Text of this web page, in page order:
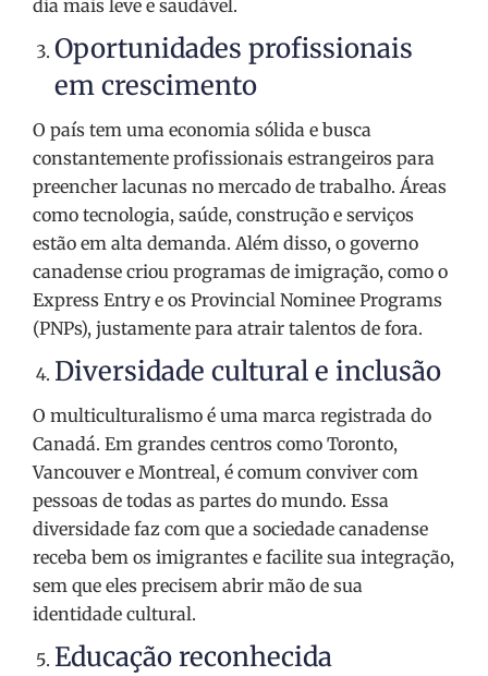
dia mais leve e saudável.
Oportunidades profissionais
em crescimento
O país tem uma economia sólida e busca
constantemente profissionais estrangeiros para
preencher lacunas no mercado de trabalho. Áreas
como tecnologia, saúde, construção e serviços
estão em alta demanda. Além disso, o governo
canadense criou programas de imigração, como o
Express Entry e os Provincial Nominee Programs
(PNPs), justamente para atrair talentos de fora.
Diversidade cultural e inclusão
O multiculturalismo é uma marca registrada do
Canadá. Em grandes centros como Toronto,
Vancouver e Montreal, é comum conviver com
pessoas de todas as partes do mundo. Essa
diversidade faz com que a sociedade canadense
receba bem os imigrantes e facilite sua integração,
sem que eles precisem abrir mão de sua
identidade cultural.
Educação reconhecida